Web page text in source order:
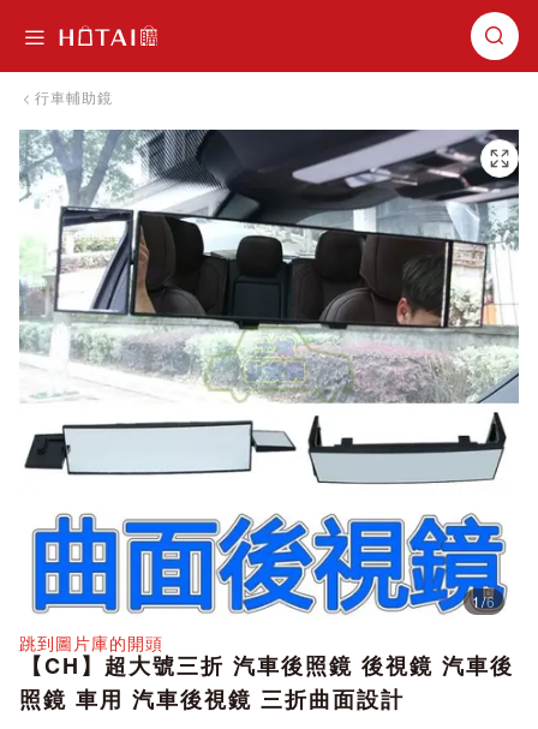
行車輔助鏡
跳到圖片庫的末尾
1/6
跳到圖片庫的開頭
【CH】超大號三折 汽車後照鏡 後視鏡 汽車後
照鏡 車用 汽車後視鏡 三折曲面設計